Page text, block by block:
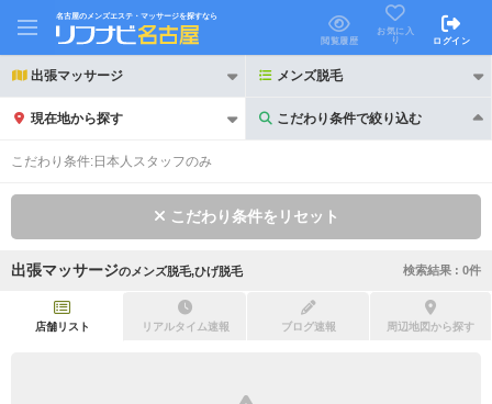
名古屋のメンズエステ・マッサージを探すなら
閲覧履歴
お気に入
り
ログイン
出張マッサージ メンズ脱毛
現在地から探す こだわり条件で絞り込む
こだわり条件で絞り込む
初回割引あり リピーター割引あり
こだわり条件: 日本人スタッフのみ
こだわり条件をリセット
出張マッサージの メンズ脱毛,ひげ脱毛 検索結果 : 0件
店舗リスト リアルタイム速報 ブログ速報 周辺地図から探す